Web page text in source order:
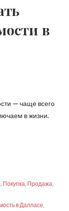
в
— чаще всего
в жизни.
, Покупка Продажа
в Далласе